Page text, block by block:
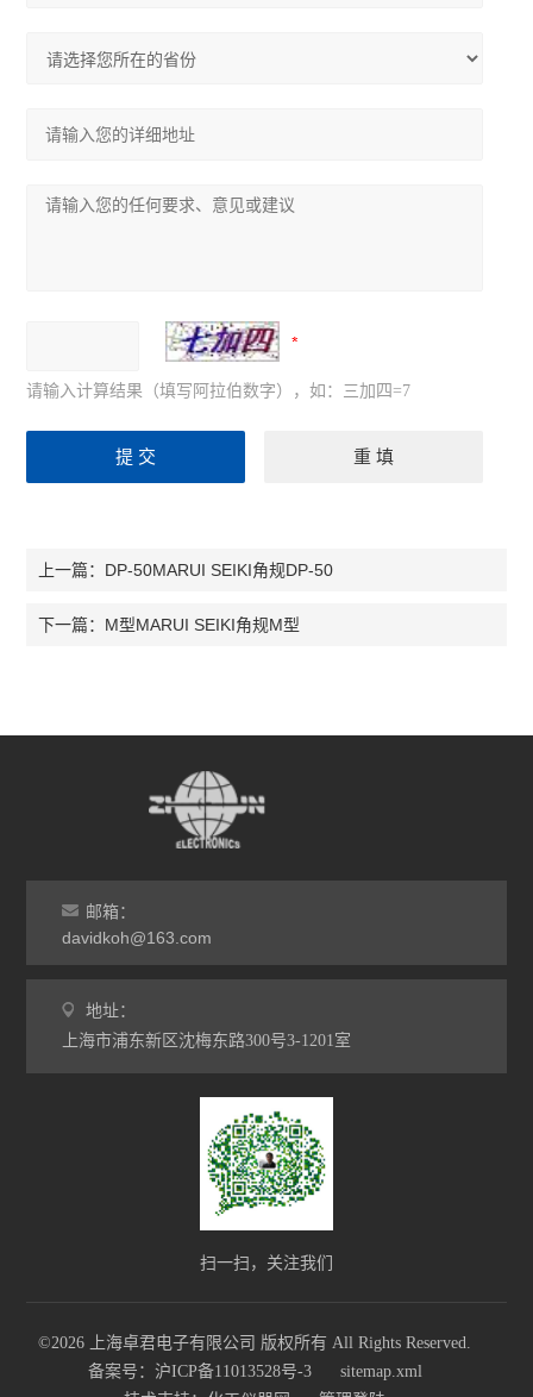
请输入计算结果（填写阿拉伯数字），如：三加四=7
上一篇： DP-50MARUI SEIKI角规DP-50
下一篇： M型MARUI SEIKI角规M型
邮箱：
davidkoh@163.com
地址：
上海市浦东新区沈梅东路300号3-1201室
扫一扫，关注我们
©2026 上海卓君电子有限公司 版权所有 All Rights Reserved.
备案号：沪ICP备11013528号-3
sitemap.xml